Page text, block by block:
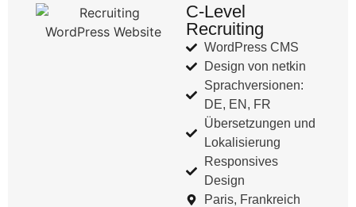
C-Level
Recruiting
WordPress CMS
Design von netkin
Sprachversionen:
DE, EN, FR
Übersetzungen und
Lokalisierung
Responsives
Design
Paris, Frankreich